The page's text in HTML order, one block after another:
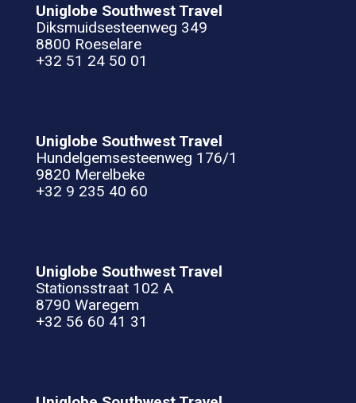
Uniglobe Southwest Travel
Diksmuidsesteenweg 349
8800 Roeselare
+32 51 24 50 01
Uniglobe Southwest Travel
Hundelgemsesteenweg 176/1
9820 Merelbeke
+32 9 235 40 60
Uniglobe Southwest Travel
Stationsstraat 102 A
8790 Waregem
+32 56 60 41 31